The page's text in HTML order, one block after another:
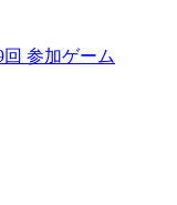
参加ゲーム